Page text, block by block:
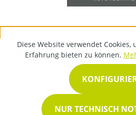
Diese Website verwendet Cookies,
Erfahrung bieten zu können.
NUR TECHNISCH